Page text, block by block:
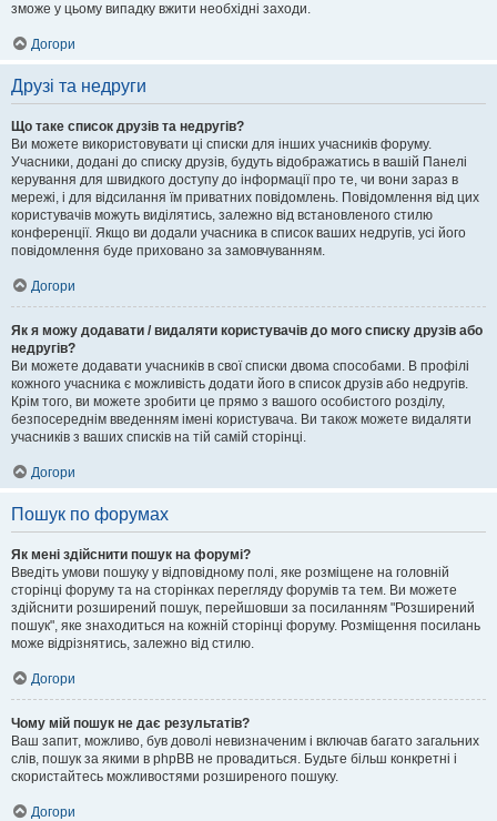
зможе у цьому випадку вжити необхідні заходи.
Догори
Друзі та недруги
Що таке список друзів та недругів?
Ви можете використовувати ці списки для інших учасників форуму.
Учасники, додані до списку друзів, будуть відображатись в вашій Панелі
керування для швидкого доступу до інформації про те, чи вони зараз в
мережі, і для відсилання їм приватних повідомлень. Повідомлення від цих
користувачів можуть виділятись, залежно від встановленого стилю
конференції. Якщо ви додали учасника в список ваших недругів, усі його
повідомлення буде приховано за замовчуванням.
Догори
Як я можу додавати / видаляти користувачів до мого списку друзів або
недругів?
Ви можете додавати учасників в свої списки двома способами. В профілі
кожного учасника є можливість додати його в список друзів або недругів.
Крім того, ви можете зробити це прямо з вашого особистого розділу,
безпосереднім введенням імені користувача. Ви також можете видаляти
учасників з ваших списків на тій самій сторінці.
Догори
Пошук по форумах
Як мені здійснити пошук на форумі?
Введіть умови пошуку у відповідному полі, яке розміщене на головній
сторінці форуму та на сторінках перегляду форумів та тем. Ви можете
здійснити розширений пошук, перейшовши за посиланням "Розширений
пошук", яке знаходиться на кожній сторінці форуму. Розміщення посилань
може відрізнятись, залежно від стилю.
Догори
Чому мій пошук не дає результатів?
Ваш запит, можливо, був доволі невизначеним і включав багато загальних
слів, пошук за якими в phpBB не провадиться. Будьте більш конкретні і
скористайтесь можливостями розширеного пошуку.
Догори